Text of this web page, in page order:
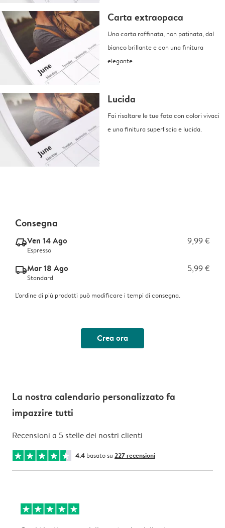
Carta extraopaca
Una carta raffinata, non patinata, dal
bianco brillante e con una finitura
elegante.
Lucida
Fai risaltare le tue foto con colori vivaci
e una finitura superliscia e lucida.
Consegna
delivery_express_v2Ven 14 Ago 9,99 €
Espresso
delivery_standard_v2Mar 18 Ago 5,99 €
Standard
L'ordine di più prodotti può modificare i tempi di consegna.
Crea ora
La nostra calendario personalizzato fa
impazzire tutti
Recensioni a 5 stelle dei nostri clienti
4.4 basato su 227 recensioni